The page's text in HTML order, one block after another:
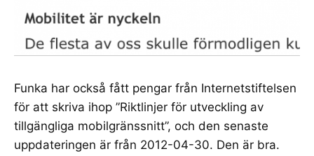
Funka har också fått pengar från Internetstiftelsen
för att skriva ihop ”Riktlinjer för utveckling av
tillgängliga mobilgränssnitt”, och den senaste
uppdateringen är från 2012-04-30. Den är bra.